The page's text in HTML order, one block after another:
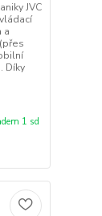
JVC
a
Díky
1 sd